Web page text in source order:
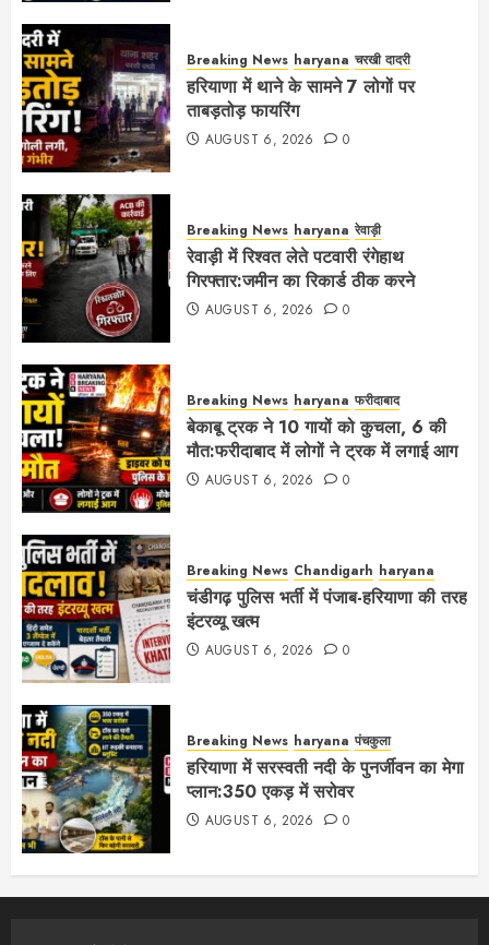
Breaking News haryana चरखी दादरी
हरियाणा में थाने के सामने 7 लोगों पर
ताबड़तोड़ फायरिंग
AUGUST 6, 2026 0
Breaking News haryana रेवाड़ी
रेवाड़ी में रिश्वत लेते पटवारी रंगेहाथ
गिरफ्तार:जमीन का रिकार्ड ठीक करने
AUGUST 6, 2026 0
Breaking News haryana फरीदाबाद
बेकाबू ट्रक ने 10 गायों को कुचला, 6 की
मौत:फरीदाबाद में लोगों ने ट्रक में लगाई आग
AUGUST 6, 2026 0
Breaking News Chandigarh haryana
चंडीगढ़ पुलिस भर्ती में पंजाब-हरियाणा की तरह
इंटरव्यू खत्म
AUGUST 6, 2026 0
Breaking News haryana पंचकुला
हरियाणा में सरस्वती नदी के पुनर्जीवन का मेगा
प्लान:350 एकड़ में सरोवर
AUGUST 6, 2026 0